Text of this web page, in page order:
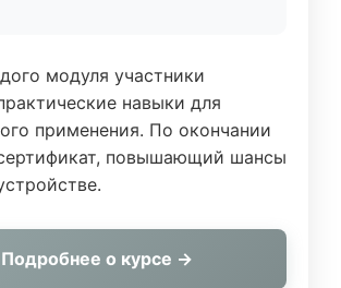
модуля участники
навыки для
применения. По окончании
повышающий шансы
Подробнее о курсе →